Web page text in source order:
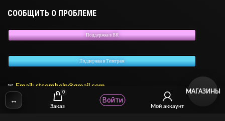
СООБЩИТЬ О ПРОБЛЕМЕ
Поддержка в ВК
Поддержка в Телеграм
✉ Email: stcomhelp@gmail.com
↔
0
Заказ Мой аккаунт
Войти
МАГАЗИНЫ